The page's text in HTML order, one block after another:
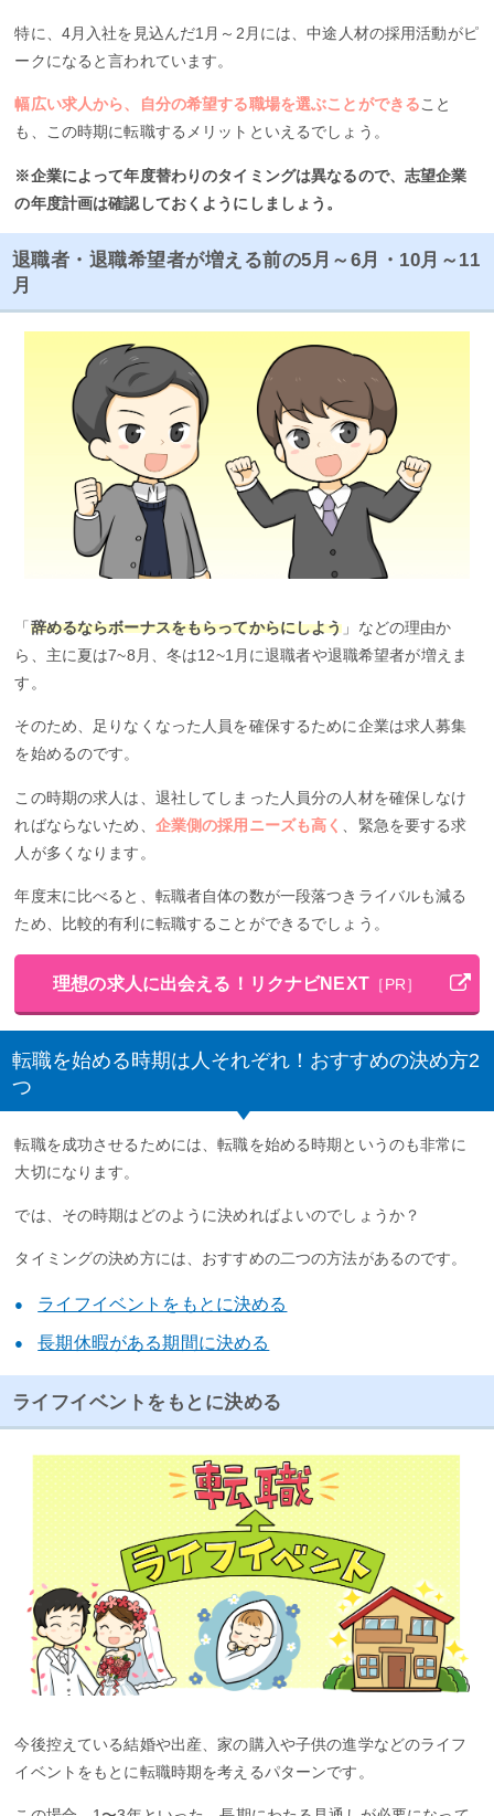
特に、4月入社を見込んだ1月～2月には、中途人材の採用活動がピ
ークになると言われています。
幅広い求人から、自分の希望する職場を選ぶことができること
も、この時期に転職するメリットといえるでしょう。
※企業によって年度替わりのタイミングは異なるので、志望企業
の年度計画は確認しておくようにしましょう。
退職者・退職希望者が増える前の5月～6月・10月～11
月
「 辞めるならボーナスをもらってからにしよう 」などの理由か
ら、主に夏は7~8月、冬は12~1月に退職者や退職希望者が増えま
す。
そのため、足りなくなった人員を確保するために企業は求人募集
を始めるのです。
この時期の求人は、退社してしまった人員分の人材を確保しなけ
ればならないため、 企業側の採用ニーズも高く
、緊急を要する求
人が多くなります。
年度末に比べると、転職者自体の数が一段落つきライバルも減る
ため、比較的有利に転職することができるでしょう。
理想の求人に出会える！リクナビNEXT［PR］
転職を始める時期は人それぞれ！おすすめの決め方2
つ
転職を成功させるためには、転職を始める時期というのも非常に
大切になります。
では、その時期はどのように決めればよいのでしょうか？
タイミングの決め方には、おすすめの二つの方法があるのです。
ライフイベントをもとに決める
長期休暇がある期間に決める
ライフイベントをもとに決める
今後控えている結婚や出産、家の購入や子供の進学などのライフ
イベントをもとに転職時期を考えるパターンです。